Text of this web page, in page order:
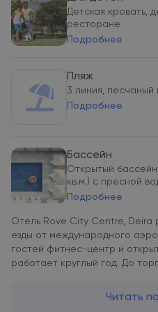
Детская кровать,
ресторане
Подробнее
Пляж
3 линия, песчаный
Подробнее
Бассейн
Открытый
кв.м.) с пресной
Подробнее
Отель Rove City Centre, Deira
езды от международного
гостей фитнес-центр и
работает круглый год. До
минут. Собственный
Читать